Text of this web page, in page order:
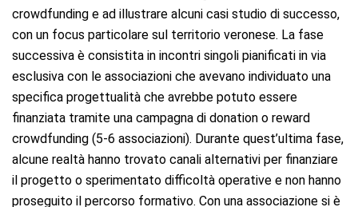
crowdfunding e ad illustrare alcuni casi studio di successo,
con un focus particolare sul territorio veronese. La fase
successiva è consistita in incontri singoli pianificati in via
esclusiva con le associazioni che avevano individuato una
specifica progettualità che avrebbe potuto essere
finanziata tramite una campagna di donation o reward
crowdfunding (5-6 associazioni). Durante quest’ultima fase,
alcune realtà hanno trovato canali alternativi per finanziare
il progetto o sperimentato difficoltà operative e non hanno
proseguito il percorso formativo. Con una associazione si è